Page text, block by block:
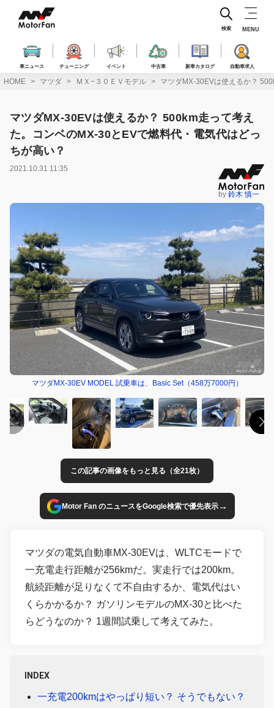
ス
車ニュース チューニング イベント 中古車 新車カタログ 自動車求人
検索 MENU
HOME マツダ ＭＸ−３０ＥＶモデル マツダMX-30EVは使えるか？
マツダMX-30EVは使えるか？ 500km走って考え
た。コンベのMX-30とEVで燃料代・電気代はどっ
ちが高い？
2021.10.31 11:35
by 鈴木 慎一
マツダMX-30EV MODEL 試乗車は、Basic Set（458万7000円）
この記事の画像をもっと見る（全21枚）
Motor Fan のニュースをGoogle検索で優先表示→
マツダの電気自動車MX-30EVは、WLTCモードで
一充電走行距離が256kmだ。実走行では200km。
航続距離が足りなくて不自由するか、電気代はい
くらかかるか？ ガソリンモデルのMX-30と比べた
らどうなのか？ 1週間試乗して考えてみた。
INDEX
一充電200kmはやっぱり短い？ そうでもない？